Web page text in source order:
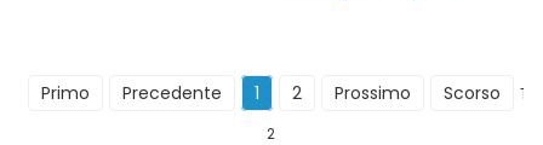
Primo Precedente 1 2 Prossimo Scorso
2